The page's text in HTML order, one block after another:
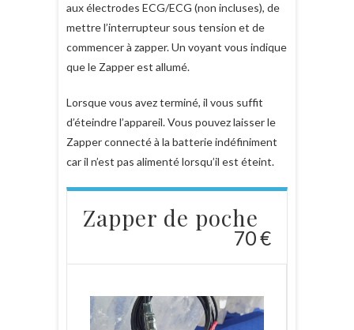
aux électrodes ECG/ECG (non incluses), de
mettre l’interrupteur sous tension et de
commencer à zapper. Un voyant vous indique
que le Zapper est allumé.
Lorsque vous avez terminé, il vous suffit
d’éteindre l’appareil. Vous pouvez laisser le
Zapper connecté à la batterie indéfiniment
car il n’est pas alimenté lorsqu’il est éteint.
Zapper de poche
70 €